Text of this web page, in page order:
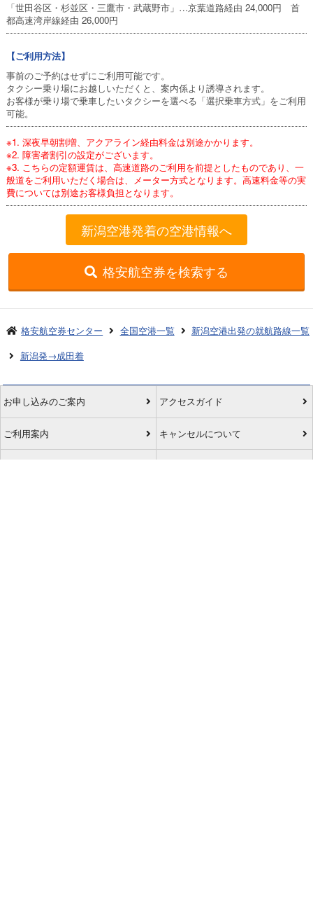
「世田谷区・杉並区・三鷹市・武蔵野市」…京葉道路経由 24,000円 首
都高速湾岸線経由 26,000円
【ご利用方法】
事前のご予約はせずにご利用可能です。
タクシー乗り場にお越しいただくと、案内係より誘導されます。
お客様が乗り場で乗車したいタクシーを選べる「選択乗車方式」をご利用
可能。
※1. 深夜早朝割増、アクアライン経由料金は別途かかります。
※2. 障害者割引の設定がございます。
※3. こちらの定額運賃は、高速道路のご利用を前提としたものであり、一
般道をご利用いただく場合は、メーター方式となります。高速料金等の実
費については別途お客様負担となります。
新潟空港発着の空港情報へ
格安航空券を検索する
格安航空券センター 全国空港一覧
新潟空港出発の就航路線一覧
新潟発→成田着
お申し込みのご案内 アクセスガイド
ご利用案内 キャンセルについて